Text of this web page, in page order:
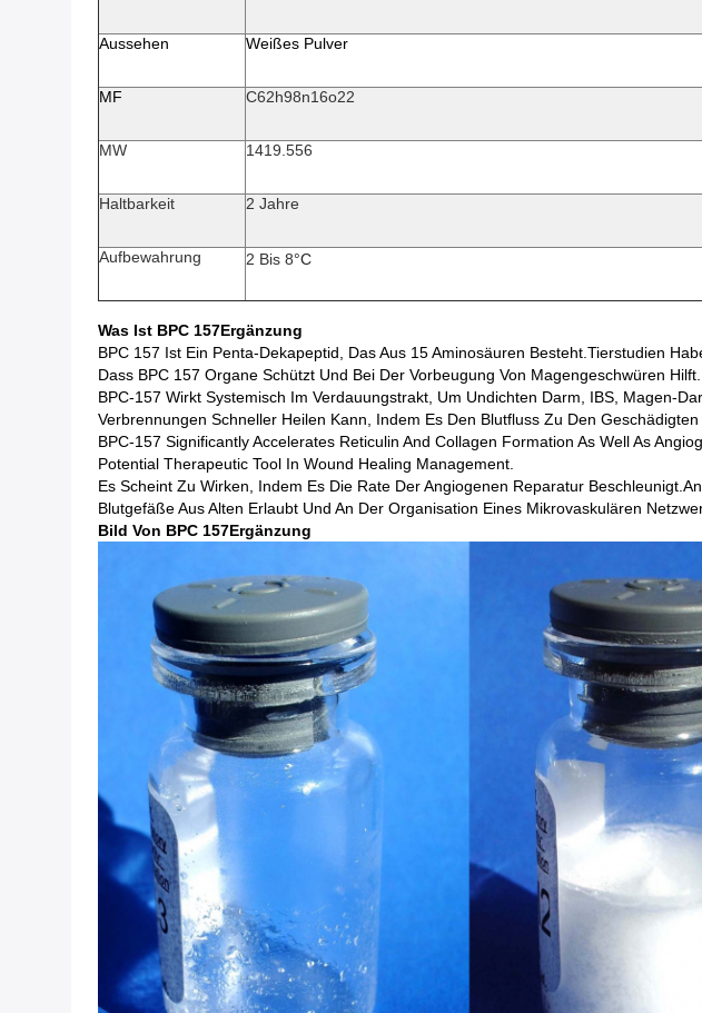
Aussehen Weißes Pulver
MF C62h98n16o22
MW 1419.556
Haltbarkeit 2 Jahre
Aufbewahrung 2 Bis 8°C
Was Ist BPC 157Ergänzung
BPC 157 Ist Ein Penta-Dekapeptid, Das Aus 15 Aminosäuren Besteht.Tierstudien
Dass BPC 157 Organe Schützt Und Bei Der Vorbeugung Von Magengeschwüren Hilft.
BPC-157 Wirkt Systemisch Im Verdauungstrakt, Um Undichten Darm, IBS, Magen-
Verbrennungen Schneller Heilen Kann, Indem Es Den Blutfluss Zu Den Geschädigten
BPC-157 Significantly Accelerates Reticulin And Collagen Formation As Well As
Potential Therapeutic Tool In Wound Healing Management.
Es Scheint Zu Wirken, Indem Es Die Rate Der Angiogenen Reparatur
Blutgefäße Aus Alten Erlaubt Und An Der Organisation Eines Mikrovaskulären
Bild Von BPC 157Ergänzung